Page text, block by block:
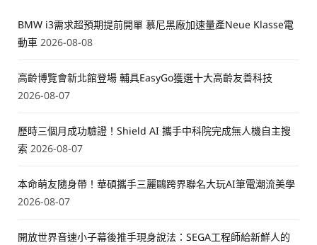
BMW i3需求超預期提前開單 慕尼黑廠加速量產Neue Klasse電
動車 2026-08-08
高齡博覽會新北館登場 輔具EasyGo獲選十大高齡友善科技
2026-08-07
歷時三個月成功驗證！Shield AI 攜手中科院完成無人機自主搜
索 2026-08-07
本命萌友隨身帶！華碩攜手三麗鷗跨界聯名大玩AI筆電潮流美學
2026-08-07
開放世界音速小子幕後推手現身說法：SEGA工程師給新鮮人的